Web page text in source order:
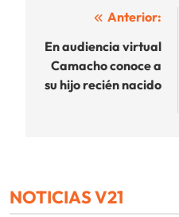
Navegación
de
entradas
Anterior:
En audiencia virtual
Camacho conoce a
su hijo recién nacido
NOTICIAS V21